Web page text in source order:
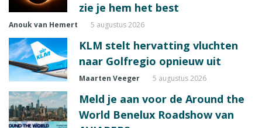
zie je hem het best
Anouk van Hemert 5 augustus 2026
KLM stelt hervatting vluchten
naar Golfregio opnieuw uit
Maarten Veeger 5 augustus 2026
Meld je aan voor de Around the
World Benelux Roadshow van